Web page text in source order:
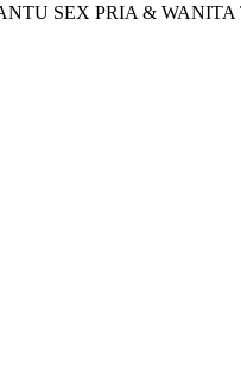
SEX PRIA &